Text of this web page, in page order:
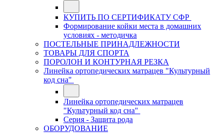
КУПИТЬ ПО СЕРТИФИКАТУ СФР
Формирование койки места в домашних
условиях - методичка
ПОСТЕЛЬНЫЕ ПРИНАДЛЕЖНОСТИ
ТОВАРЫ ДЛЯ СПОРТА
ПОРОЛОН И КОНТУРНАЯ РЕЗКА
Линейка ортопедических матрацев "Культурный
код сна"
Линейка ортопедических матрацев
"Культурный код сна"
Серия - Защита рода
ОБОРУДОВАНИЕ